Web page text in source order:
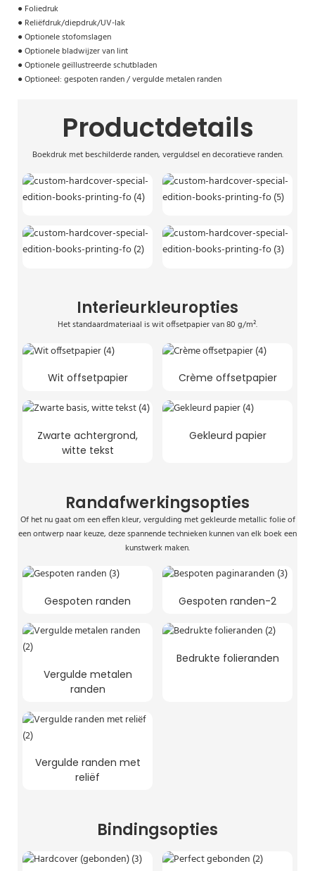
● Foliedruk
● Reliëfdruk/diepdruk/UV-lak
●Optionele stofomslagen
●Optionele bladwijzer van lint
●Optionele geïllustreerde schutbladen
●Optioneel: gespoten randen /vergulde metalen randen
Productdetails
Boekdruk met beschilderde randen, verguldsel en decoratieve randen.
Interieurkleuropties
Het standaardmateriaal is wit offsetpapier van 80 g/m².
Wit offsetpapier Crème offsetpapier
Zwarte achtergrond,
witte tekst
Gekleurd papier
Randafwerkingsopties
Of het nu gaat om een ​​effen kleur, vergulding met gekleurde metallic folie of
een ontwerp naar keuze, deze spannende technieken kunnen van elk boek een
kunstwerk maken.
Gespoten randen Gespoten randen-2
Vergulde metalen
randen
Bedrukte folieranden
Vergulde randen met
reliëf
Bindingsopties